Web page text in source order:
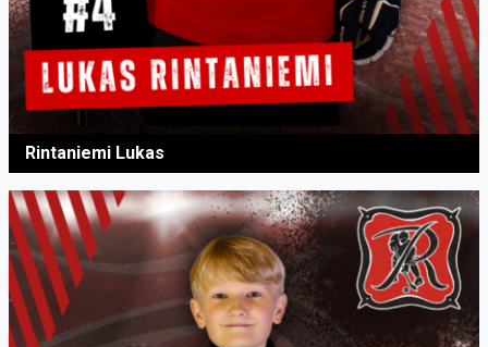
Rintaniemi Lukas